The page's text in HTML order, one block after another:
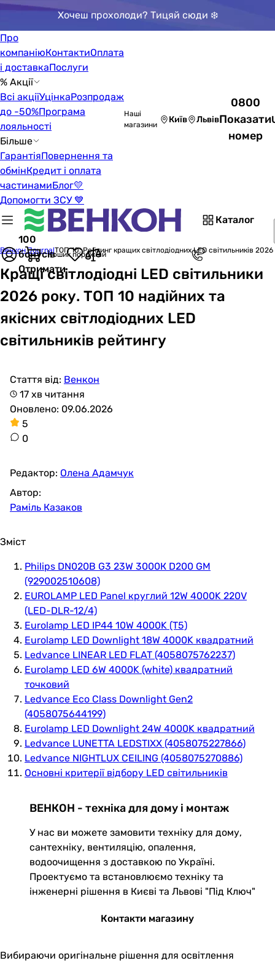
Хочеш прохолоди? Тицяй сюди ❄️
Про
компаніюКонтактиОплата
і доставкаПослуги
% Акції
Всі акціїУцінкаРозпродаж
до -50%Програма
лояльності
Більше
ГарантіяПовернення та
обмінКредит і оплата
частинамиБлог💛
Допомогти ЗСУ 💙
Наші
магазини
Київ Львів
0800
Показати
номер
Каталог
100
бонусів
Отримати
Кошик порожній
Венкон JournalТОП 10: Рейтинг кращих світлодіодних LED світильників
Кращі світлодіодні LED світильники
2026 року. ТОП 10 надійних та
якісних світлодіодних LED
світильників рейтингу
Стаття від: Венкон
17 хв читання
Оновлено: 09.06.2026
5
0
Редактор: Олена Адамчук
Автор:
Раміль Казаков
Зміст
Philips DN020B G3 23W 3000К D200 GM
(929002510608)
EUROLAMP LED Panel круглий 12W 4000K 220V
(LED-DLR-12/4)
Eurolamp LED IP44 10W 4000K (T5)
Eurolamp LED Downlight 18W 4000K квадратний
Ledvance LINEAR LED FLAT (4058075762237)
Eurolamp LED 6W 4000K (white) квадратний
точковий
Ledvance Eco Class Downlight Gen2
(4058075644199)
Eurolamp LED Downlight 24W 4000K квадратний
Ledvance LUNETTA LEDSTIXX (4058075227866)
Ledvance NIGHTLUX CEILING (4058075270886)
Основні критерії відбору LED світильників
ВЕНКОН - техніка для дому і монтаж
У нас ви можете замовити техніку для дому,
сантехніку, вентиляцію, опалення,
водоочищення з доставкою по Україні.
Проектуємо та встановлюємо техніку та
інженерні рішення в Києві та Львові "Під Ключ"
Контакти магазину
Вибираючи оригінальне рішення для освітлення